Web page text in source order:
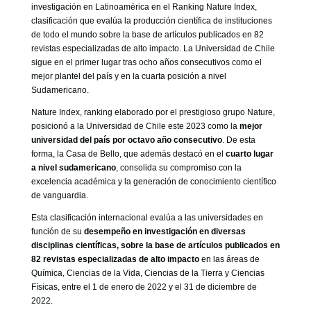
GOBIERNO CORPORATIVO
NUESTRO EQUIPO
investigación en Latinoamérica en el Ranking Nature Index,
clasificación que evalúa la producción científica de instituciones
de todo el mundo sobre la base de artículos publicados en 82
revistas especializadas de alto impacto. La Universidad de Chile
sigue en el primer lugar tras ocho años consecutivos como el
mejor plantel del país y en la cuarta posición a nivel
Sudamericano.
Nature Index, ranking elaborado por el prestigioso grupo Nature,
posicionó a la Universidad de Chile este 2023 como lamejor
universidad del país por octavo año consecutivo. De esta
forma, la Casa de Bello, que además destacó en el cuarto lugar
a nivel sudamericano, consolida su compromiso con la
excelencia académica y la generación de conocimiento científico
de vanguardia.
Esta clasificación internacional evalúa a las universidades en
función de su desempeño en investigación en diversas
disciplinas científicas, sobre la base de artículos publicados en
82 revistas especializadas de alto impactoen las áreas de
Química, Ciencias de la Vida, Ciencias de la Tierra y Ciencias
Físicas, entre el 1 de enero de 2022 y el 31 de diciembre de
2022.